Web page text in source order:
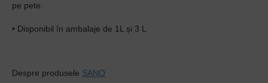
pe pete.
• Disponibil în ambalaje de 1L și 3 L
Despre produsele SANO